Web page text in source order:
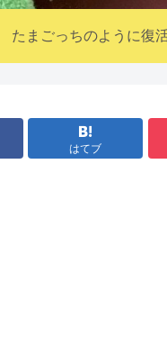
たまごっちのように復
はてブ